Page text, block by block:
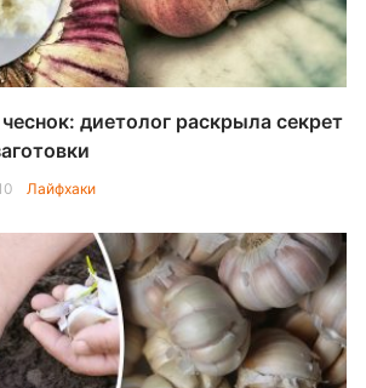
диетолог раскрыла секрет
Лайфхаки